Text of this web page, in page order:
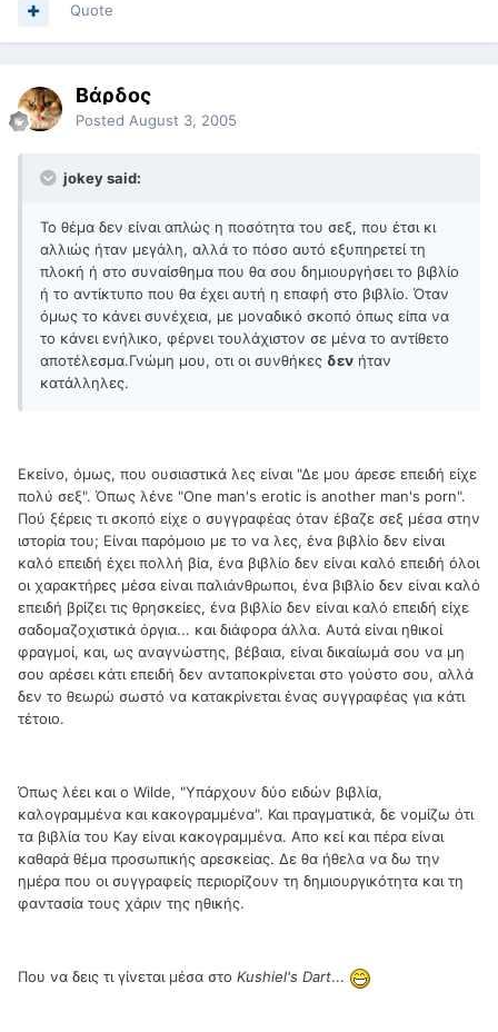
Quote
Βάρδος
Posted August 3, 2005
jokey said:
Το θέμα δεν είναι απλώς η ποσότητα του σεξ, που έτσι κι
αλλιώς ήταν μεγάλη, αλλά το πόσο αυτό εξυπηρετεί τη
πλοκή ή στο συναίσθημα που θα σου δημιουργήσει το βιβλίο
ή το αντίκτυπο που θα έχει αυτή η επαφή στο βιβλίο. Όταν
όμως το κάνει συνέχεια, με μοναδικό σκοπό όπως είπα να
το κάνει ενήλικο, φέρνει τουλάχιστον σε μένα το αντίθετο
αποτέλεσμα.Γνώμη μου, οτι οι συνθήκες δεν ήταν
κατάλληλες.
Εκείνο, όμως, που ουσιαστικά λες είναι "Δε μου άρεσε επειδή είχε
πολύ σεξ". Όπως λένε "One man's erotic is another man's porn".
Πού ξέρεις τι σκοπό είχε ο συγγραφέας όταν έβαζε σεξ μέσα στην
ιστορία του; Είναι παρόμοιο με το να λες, ένα βιβλίο δεν είναι
καλό επειδή έχει πολλή βία, ένα βιβλίο δεν είναι καλό επειδή όλοι
οι χαρακτήρες μέσα είναι παλιάνθρωποι, ένα βιβλίο δεν είναι καλό
επειδή βρίζει τις θρησκείες, ένα βιβλίο δεν είναι καλό επειδή είχε
σαδομαζοχιστικά όργια... και διάφορα άλλα. Αυτά είναι ηθικοί
φραγμοί, και, ως αναγνώστης, βέβαια, είναι δικαίωμά σου να μη
σου αρέσει κάτι επειδή δεν ανταποκρίνεται στο γούστο σου, αλλά
δεν το θεωρώ σωστό να κατακρίνεται ένας συγγραφέας για κάτι
τέτοιο.
Όπως λέει και ο Wilde, "Υπάρχουν δύο ειδών βιβλία,
καλογραμμένα και κακογραμμένα". Και πραγματικά, δε νομίζω ότι
τα βιβλία του Kay είναι κακογραμμένα. Απο κεί και πέρα είναι
καθαρά θέμα προσωπικής αρεσκείας. Δε θα ήθελα να δω την
ημέρα που οι συγγραφείς περιορίζουν τη δημιουργικότητα και τη
φαντασία τους χάριν της ηθικής.
Που να δεις τι γίνεται μέσα στο Kushiel's Dart...